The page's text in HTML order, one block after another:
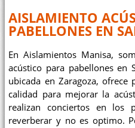
AISLAMIENTO
PABELLONES EN
En Aislamientos Manisa,
acústico para pabellones en
ubicada en Zaragoza,
calidad para mejorar la
realizan conciertos en los
reverberar y no es optimo.